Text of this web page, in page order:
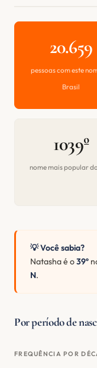
20.659
pessoas com este
Brasil
1039º
nome mais popular
💡 Você sabia?
Natasha é o39º
N.
Por período de
FREQUÊNCIA POR